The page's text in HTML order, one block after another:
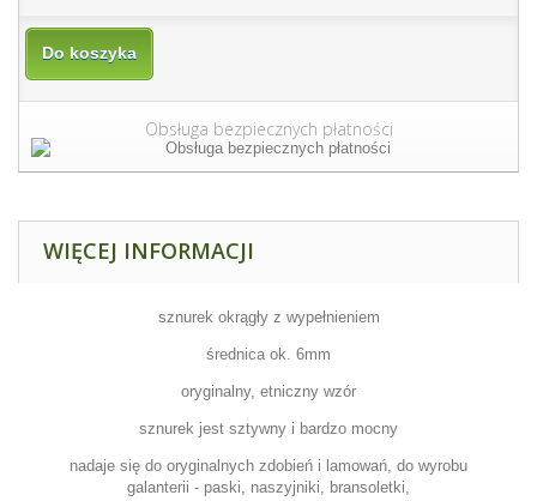
Do koszyka
Obsługa bezpiecznych płatności
WIĘCEJ INFORMACJI
sznurek okrągły z wypełnieniem
średnica ok. 6mm
oryginalny, etniczny wzór
sznurek jest sztywny i bardzo mocny
nadaje się do oryginalnych zdobień i lamowań, do wyrobu
galanterii - paski, naszyjniki, bransoletki,